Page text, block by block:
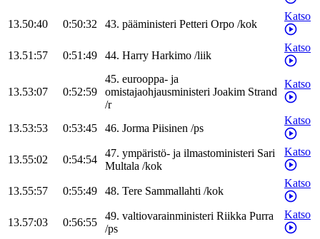
13.50:40 0:50:32 43. pääministeri Petteri Orpo /kok
Katso
13.51:57 0:51:49 44. Harry Harkimo /liik
Katso
13.53:07 0:52:59
45. eurooppa- ja
omistajaohjausministeri Joakim Strand
/r
Katso
13.53:53 0:53:45 46. Jorma Piisinen /ps
Katso
13.55:02 0:54:54
47. ympäristö- ja ilmastoministeri Sari
Multala /kok
Katso
13.55:57 0:55:49 48. Tere Sammallahti /kok
Katso
13.57:03 0:56:55
49. valtiovarainministeri Riikka Purra
/ps
Katso